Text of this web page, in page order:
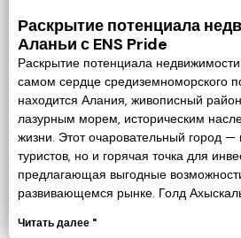
Раскрытие потенциала
Аланьи с ENS Pride
Раскрытие потенциала
самом сердце средиземноморского
находится Алания, живописный
лазурным морем, историческим
жизни. Этот очаровательный город —
туристов, но и горячая точка для
предлагающая выгодные
развивающемся рынке. Голд
Читать далее "